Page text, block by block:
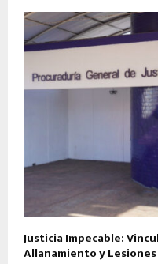
Justicia Impecable:
Allanamiento y Lesiones